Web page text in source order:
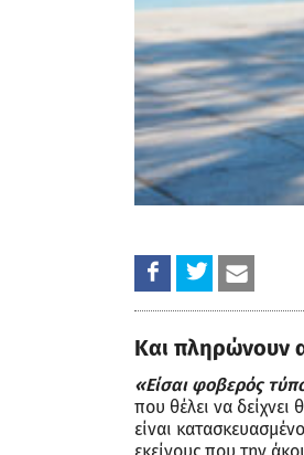
Και πληρώνουν
«Είσαι φοβερός
που θέλει να
είναι